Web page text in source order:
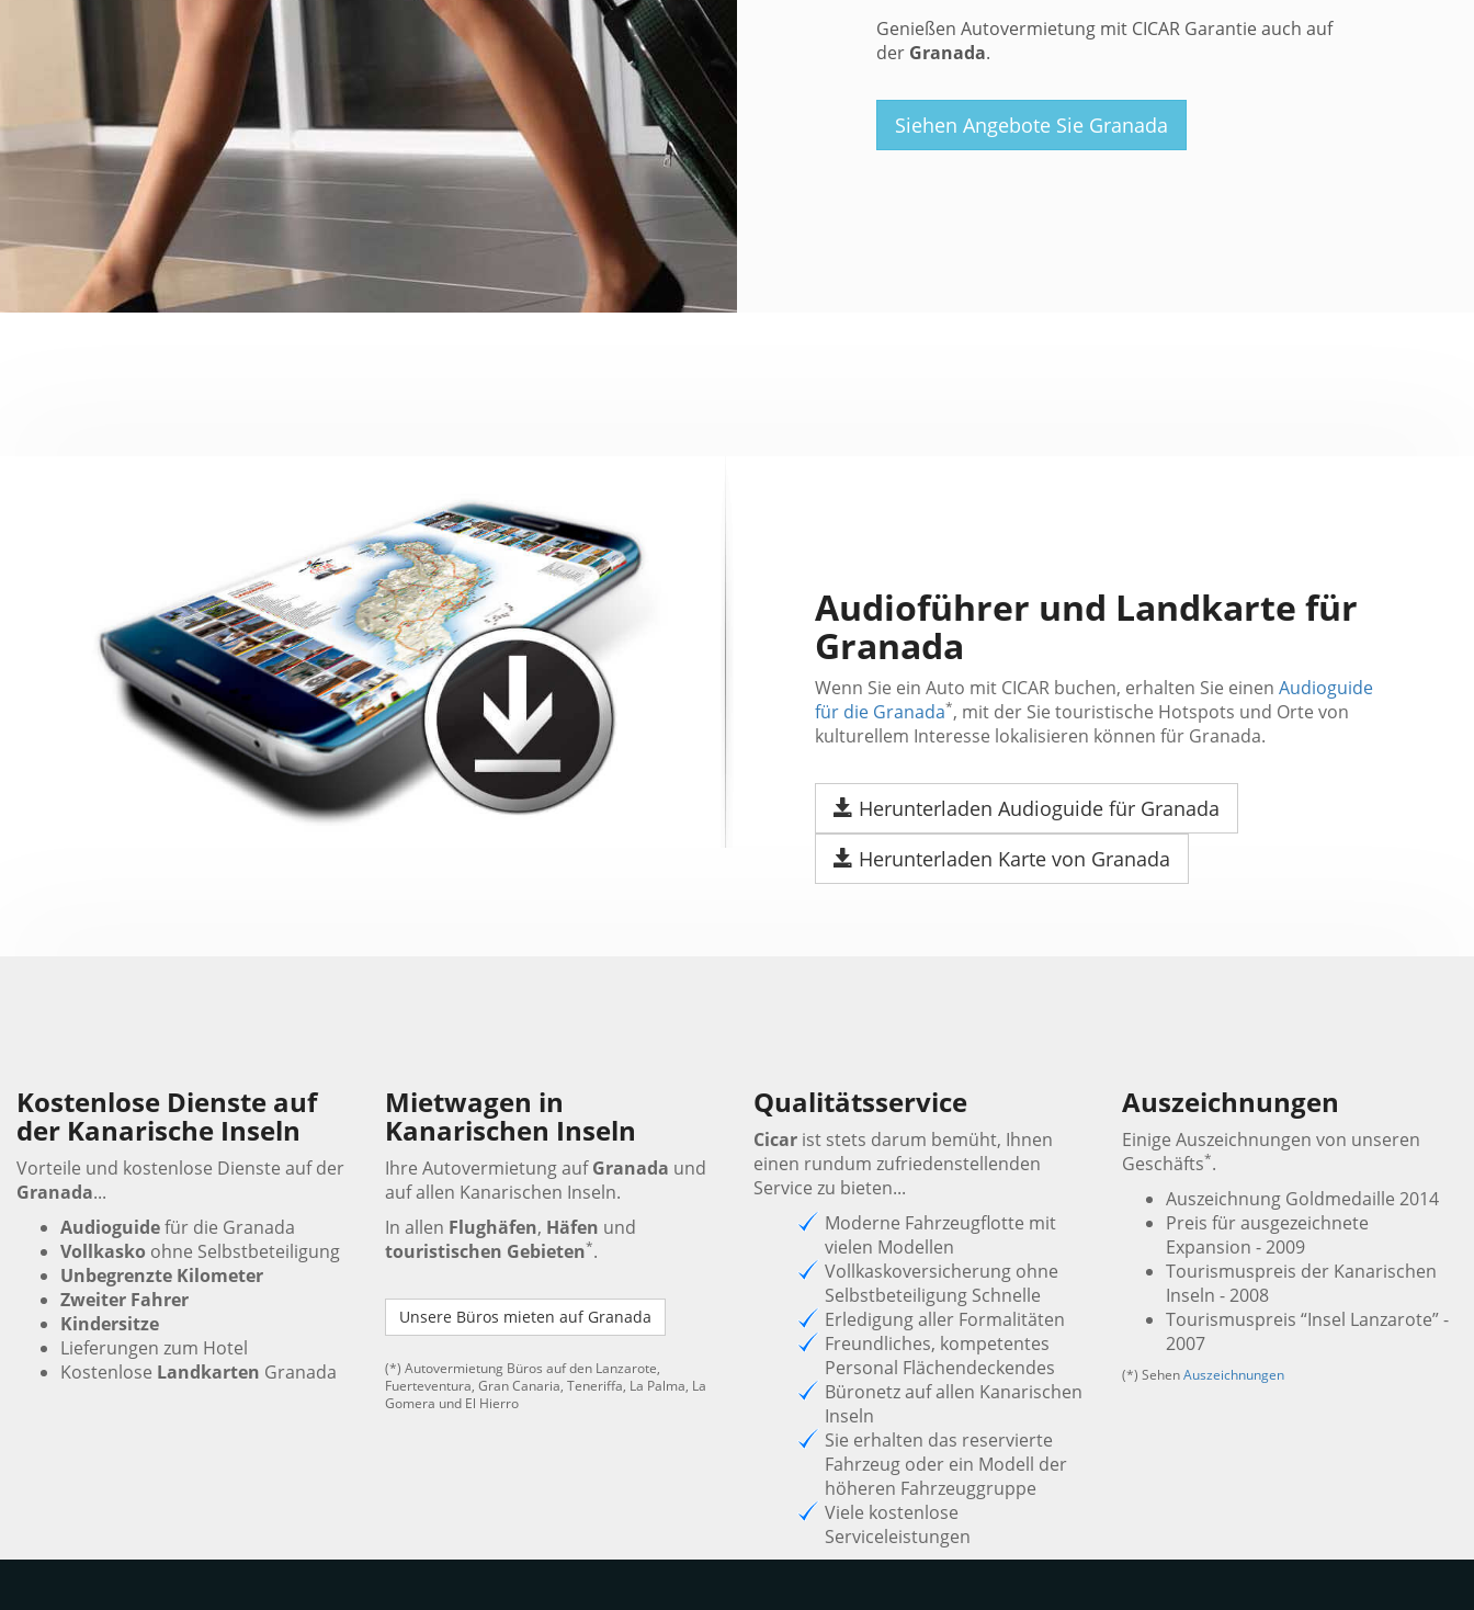
Genießen Autovermietung mit CICAR Garantie auch auf
der Granada.
Siehen Angebote Sie Granada
Audioführer und Landkarte für
Granada
Wenn Sie ein Auto mit CICAR buchen, erhalten Sie einen Audioguide
für die Granada*, mit der Sie touristische Hotspots und Orte von
kulturellem Interesse lokalisieren können für Granada.
Herunterladen Audioguide für Granada
Herunterladen Karte von Granada
Kostenlose Dienste auf
der Kanarische Inseln
Vorteile und kostenlose Dienste auf der
Granada...
Audioguidefür die Granada
Vollkasko ohne Selbstbeteiligung
Unbegrenzte Kilometer
Zweiter Fahrer
Kindersitze
Lieferungen zum Hotel
Kostenlose Landkarten Granada
Mietwagen in
Kanarischen Inseln
Ihre Autovermietung aufGranada und
auf allen Kanarischen Inseln.
In allen Flughäfen, Häfen und
touristischen Gebieten*.
Unsere Büros mieten auf Granada
(*) Autovermietung Büros auf den Lanzarote,
Fuerteventura, Gran Canaria, Teneriffa, La Palma, La
Gomera und El Hierro
Qualitätsservice
Cicar ist stets darum bemüht, Ihnen
einen rundum zufriedenstellenden
Service zu bieten...
Moderne Fahrzeugflotte mit
vielen Modellen
Vollkaskoversicherung ohne
Selbstbeteiligung Schnelle
Erledigung aller Formalitäten
Freundliches, kompetentes
Personal Flächendeckendes
Büronetz auf allen Kanarischen
Inseln
Sie erhalten das reservierte
Fahrzeug oder ein Modell der
höheren Fahrzeuggruppe
Viele kostenlose
Serviceleistungen
Auszeichnungen
Einige Auszeichnungen von unseren
Geschäfts*.
Auszeichnung Goldmedaille 2014
Preis für ausgezeichnete
Expansion - 2009
Tourismuspreis der Kanarischen
Inseln - 2008
Tourismuspreis “Insel Lanzarote” -
2007
(*) Sehen Auszeichnungen